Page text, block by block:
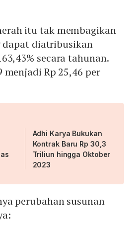
itu tak membagikan
dapat diatribusikan
secara tahunan.
menjadi Rp 25,46 per
Adhi Karya Bukukan
Kontrak Baru Rp 30,3
Triliun hingga Oktober
2023
perubahan susunan